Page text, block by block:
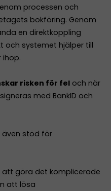
processen och
bokföring. Genom
en direktkoppling
systemet hjälper till
risken för fel och när
med BankID och
även stöd för
göra det komplicerade
att lösa